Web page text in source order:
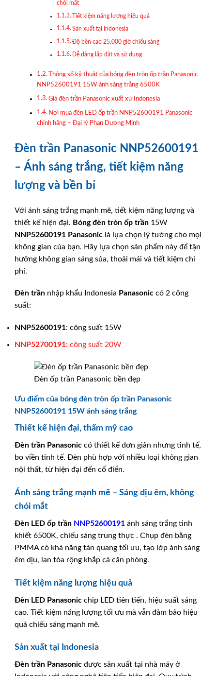
chói mắt
Tiết kiệm năng lượng hiệu quả
Sản xuất tại Indonesia
Độ bền cao 25,000 giờ chiếu sáng
Dễ dàng lắp đặt và sử dụng
Thông số kỹ thuật của bóng đèn tròn ốp trần Panasonic
NNP52600191 15W ánh sáng trắng 6500K
Giá đèn trần Panasonic xuất xứ Indonesia
Nơi mua đèn LED ốp trần NNP52600191 Panasonic
chính hãng – Đại lý Phan Dương Minh
Đèn trần Panasonic NNP52600191
– Ánh sáng trắng, tiết kiệm năng
lượng và bền bỉ
Với ánh sáng trắng mạnh mẽ, tiết kiệm năng lượng và
thiết kế hiện đại. Bóng đèn tròn ốp trần 15W
NNP52600191 Panasonic là lựa chọn lý tưởng cho mọi
không gian của bạn. Hãy lựa chọn sản phẩm này để tận
hưởng không gian sáng sủa, thoải mái và tiết kiệm chi
phí.
Đèn trần nhập khẩu Indonesia Panasonic có 2 công
suất:
NNP52600191: công suất 15W
NNP52700191: công suất 20W
Đèn ốp trần Panasonic bền đẹp
Ưu điểm của bóng đèn tròn ốp trần Panasonic
NNP52600191 15W ánh sáng trắng
Thiết kế hiện đại, thẩm mỹ cao
Đèn trần Panasonic có thiết kế đơn giản nhưng tinh tế,
bo viền tinh tế. Đèn phù hợp với nhiều loại không gian
nội thất, từ hiện đại đến cổ điển.
Ánh sáng trắng mạnh mẽ – Sáng dịu êm, không
chói mắt
Đèn LED ốp trần NNP52600191 ánh sáng trắng tinh
khiết 6500K, chiếu sáng trung thực . Chụp đèn bằng
PMMA có khả năng tán quang tối ưu, tạo lớp ánh sáng
êm dịu, lan tỏa rộng khắp cả căn phòng.
Tiết kiệm năng lượng hiệu quả
Đèn LED Panasonic chip LED tiên tiến, hiệu suất sáng
cao. Tiết kiệm năng lượng tối ưu mà vẫn đảm bảo hiệu
quả chiếu sáng mạnh mẽ.
Sản xuất tại Indonesia
Đèn trần Panasonic được sản xuất tại nhà máy ở